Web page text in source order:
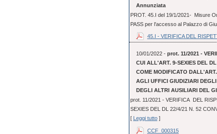
Annunziata
PROT. 45.I del 19/1/2021- Misure
PASS per l'accesso al Palazzo di
45.I - VERIFICA DEL
10/01/2022 - prot. 11/2021 -
CUI ALL'ART. 9-SEXIES DEL
COME MODIFICATO
AGLI UFFICI GIUDIZIARI
DEGLI ALTRI AUSILIARI DEL
prot. 11/2021 - VERIFICA DEL
SEXIES DEL DL 22/4/21 N. 52
[ Leggi tutto]
CCF_000315